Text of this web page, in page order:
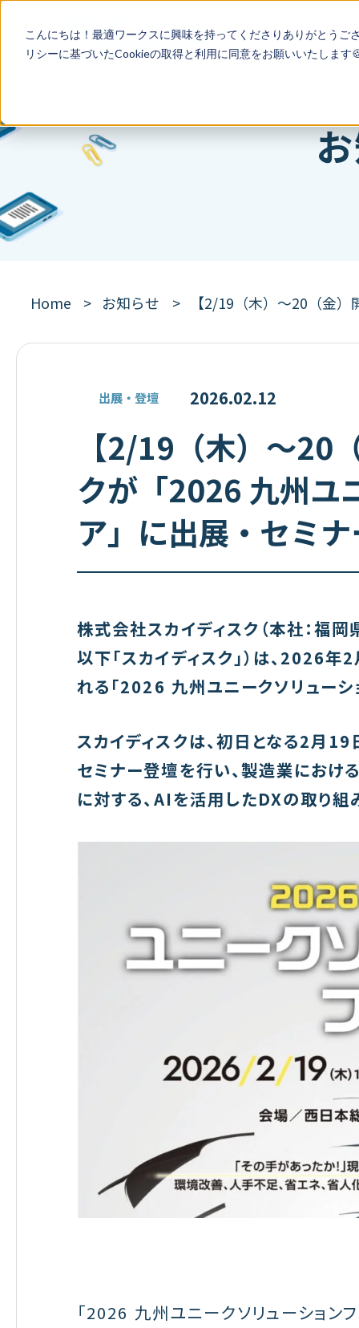
こんにちは！最適ワークスに興味を持ってくださりありがとう
リシーに基づいたCookieの取得と利用に同意をお願いいたします
Home お知らせ 【2/19（木）〜20（金
出展・登壇 2026.02.12
【2/19（木）〜20
クが「2026 九州ユ
ア」に出展・セミ
株式会社スカイディスク（本社：福
以下「スカイディスク」）は、2026年2
れる「2026 九州ユニークソリューシ
スカイディスクは、初日となる2月 19
セミナー登壇を行い、製造業にお
に対する、AIを活用したDXの取り組
「2026 九州ユニークソリューション